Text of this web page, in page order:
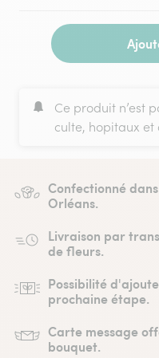
Ce produit n’est
culte, hopitaux et
Confectionné
Orléans.
Livraison par
de fleurs.
Possibilité
prochaine étape.
Carte message
bouquet.